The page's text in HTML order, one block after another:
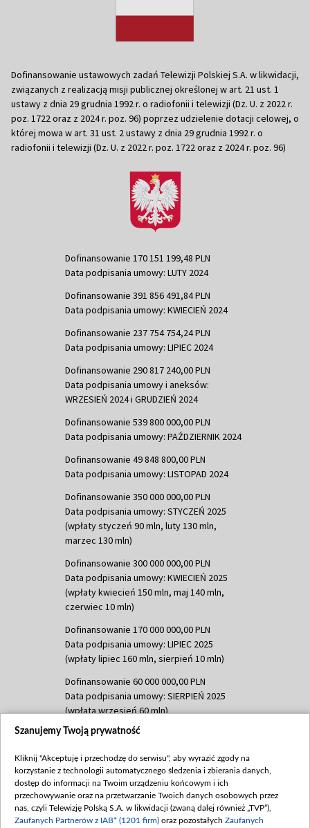
Dofinansowanie ustawowych zadań Telewizji Polskiej S.A. w likwidacji,
związanych z realizacją misji publicznej określonej w art. 21 ust. 1
ustawy z dnia 29 grudnia 1992 r. o radiofonii i telewizji (Dz. U. z 2022 r.
poz. 1722 oraz z 2024 r. poz. 96) poprzez udzielenie dotacji celowej, o
której mowa w art. 31 ust. 2 ustawy z dnia 29 grudnia 1992 r. o
radiofonii i telewizji (Dz. U. z 2022 r. poz. 1722 oraz z 2024 r. poz. 96)
Dofinansowanie 170 151 199,48 PLN
Data podpisania umowy: LUTY 2024
Dofinansowanie 391 856 491,84 PLN
Data podpisania umowy: KWIECIEŃ 2024
Dofinansowanie 237 754 754,24 PLN
Data podpisania umowy: LIPIEC 2024
Dofinansowanie 290 817 240,00 PLN
Data podpisania umowy i aneksów:
WRZESIEŃ 2024 i GRUDZIEŃ 2024
Dofinansowanie 539 800 000,00 PLN
Data podpisania umowy: PAŹDZIERNIK 2024
Dofinansowanie 49 848 800,00 PLN
Data podpisania umowy: LISTOPAD 2024
Dofinansowanie 350 000 000,00 PLN
Data podpisania umowy: STYCZEŃ 2025
(wpłaty styczeń 90 mln, luty 130 mln,
marzec 130 mln)
Dofinansowanie 300 000 000,00 PLN
Data podpisania umowy: KWIECIEŃ 2025
(wpłaty kwiecień 150 mln, maj 140 mln,
czerwiec 10 mln)
Dofinansowanie 170 000 000,00 PLN
Data podpisania umowy: LIPIEC 2025
(wpłaty lipiec 160 mln, sierpień 10 mln)
Dofinansowanie 60 000 000,00 PLN
Data podpisania umowy: SIERPIEŃ 2025
(wpłata wrzesień 60 mln)
Dofinansowanie 635 783 051,21 PLN
(wpłata wrzesień 100 mln, październik 350
mln, listopad 265 mln)
Dofinansowanie 48 862 000,00 PLN
Data podpisania umowy: GRUDZIEŃ 2025
Szanujemy Twoją prywatność
Kliknij "Akceptuję i przechodzę do serwisu", aby wyrazić zgody na
korzystanie z technologii automatycznego śledzenia i zbierania danych,
dostęp do informacji na Twoim urządzeniu końcowym i ich
przechowywanie oraz na przetwarzanie Twoich danych osobowych przez
nas, czyli Telewizję Polską S.A. w likwidacji (zwaną dalej również „TVP”),
Zaufanych Partnerów z IAB* (1201 firm) oraz pozostałych Zaufanych